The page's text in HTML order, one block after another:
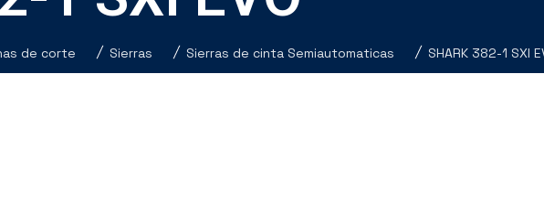
de corte Sierras Sierras de cinta Semiautomaticas SHARK 382-1 SXI